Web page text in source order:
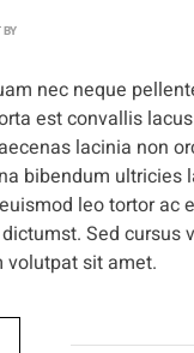
BY
nec neque
est convallis
lacinia non
bibendum ultricies
leo tortor ac
Sed cursus
volutpat sit amet.